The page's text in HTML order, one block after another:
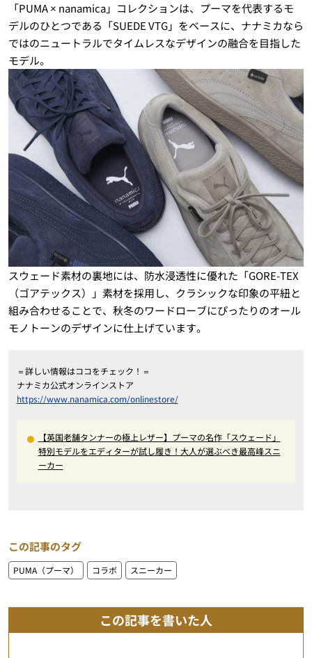
「PUMA × nanamica」コレクションは、プーマを代表するモ
デルのひとつである「SUEDE VTG」をベースに、ナナミカなら
ではのニュートラルでタイムレスなデザインの融合を目指した
モデル。
スウェード素材の裏地には、防水浸透性に優れた「GORE-TEX
（ゴアテックス）」素材を採用し、クラシックな印象の平紐と
組み合わせることで、秋冬のワードローブにぴったりのオール
モノトーンのデザインに仕上げています。
＝詳しい情報はココをチェック！＝
ナナミカ公式オンラインストア
https://www.nanamica.com/onlinestore/
【英国老舗タンナーの極上レザー】プーマの名作「スウェード」
特別モデルをエディターが試し履き！大人が選ぶべき最高峰スニ
ーカー
この記事のタグ
PUMA（プーマ） コラボ スニーカー
この記事を書いた人